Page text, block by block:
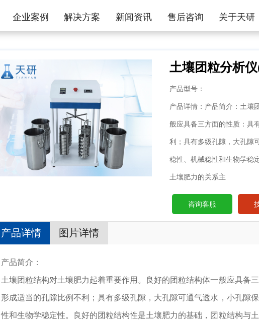
企业案例 解决方案 新闻资讯 售后咨询 关于天研
土壤团粒分析
产品型号：
产品详情：产品简介：土壤
般应具备三方面的性质：具
利；具有多级孔隙，大孔隙
稳性、机械稳性和生物学稳
土壤肥力的关系主
咨询客服
产品详情 图片详情
产品简介：
土壤团粒结构对土壤肥力起着重要作用。良好的团粒结构体一般应具备
形成适当的孔隙比例不利；具有多级孔隙，大孔隙可通气透水，小孔隙
性和生物学稳定性。良好的团粒结构性是土壤肥力的基础，团粒结构与